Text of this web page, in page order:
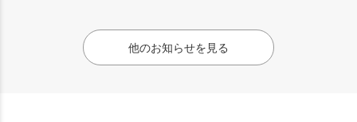
他のお知らせを見る